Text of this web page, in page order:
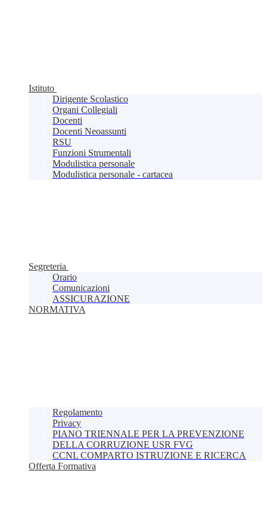
Istituto
Dirigente Scolastico
Organi Collegiali
Docenti
Docenti Neoassunti
RSU
Funzioni Strumentali
Modulistica personale
Modulistica personale - cartacea
Segreteria
Orario
Comunicazioni
ASSICURAZIONE
NORMATIVA
Regolamento
Privacy
PIANO TRIENNALE PER LA PREVENZIONE
DELLA CORRUZIONE USR FVG
CCNL COMPARTO ISTRUZIONE E RICERCA
Offerta Formativa